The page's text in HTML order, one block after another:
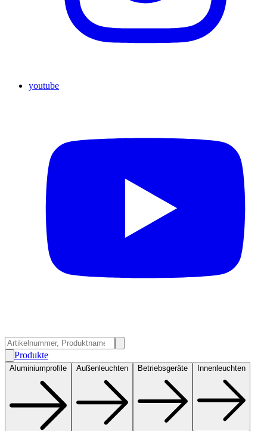
youtube
Produkte
Aluminiumprofile Außenleuchten Betriebsgeräte Innenleuchten